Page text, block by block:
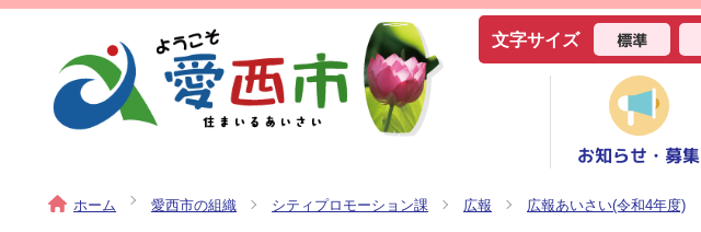
文字サイズ 標準
お知らせ・募集
ホーム 愛西市の組織 シティプロモーション課 広報 広報あいさい(令和4年度)